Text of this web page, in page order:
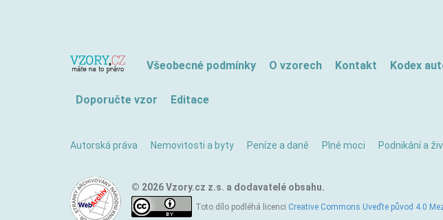
Všeobecné podmínky O vzorech Kontakt Kodex
Doporučte vzor Editace
Autorská práva Nemovitosti a byty Peníze a daně Plné moci Podnikání a
© 2026 Vzory.cz z.s. a dodavatelé obsahu.
Toto dílo podléhá licenci Creative Commons Uveďte původ 4.0